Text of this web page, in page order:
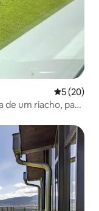
5 de uma
5 (20)
um riacho, para